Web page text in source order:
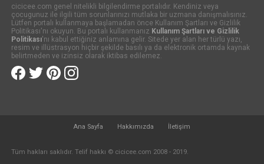
cicicee.com genel nitelikli bilgilendirme portalıdır. Kendiniz veya
çocugunuz ile ilgili tüm sorunlarınızı mutlaka bir uzmana danışmalısınız.
Lütfen portalı kullanmaya başlamadan önce Kullanım Şartları ve Gizlilik
Politikası'nı okuyun. Bu portalı kullanmanız Kullanım Şartları ve Gizlilik
Politikası'nı kabul ettiğiniz anlamına gelir. Sitede yer alan her türlü yazı,
resim ve illüstrasyon hiçbir şekilde basılı ya da elektronik ortamda kaynak
belirtmeden ve izinsiz olarak iktibas edilemez.
Ana Sayfa Hakkımızda İletişim
Tüm hakları saklıdır. Telif hakkı © cicicee.com 2008 - 2019.